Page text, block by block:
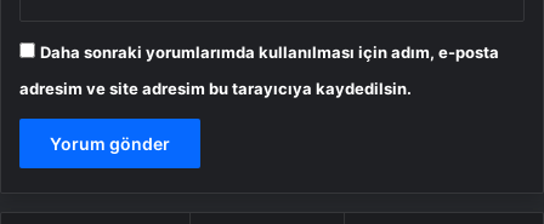
Daha sonraki yorumlarımda kullanılması için adım, e-posta
adresim ve site adresim bu tarayıcıya kaydedilsin.